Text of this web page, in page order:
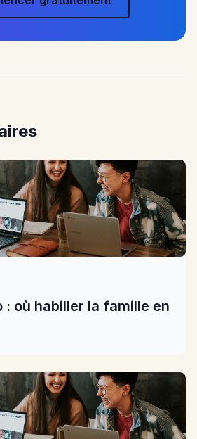
: où habiller la famille en